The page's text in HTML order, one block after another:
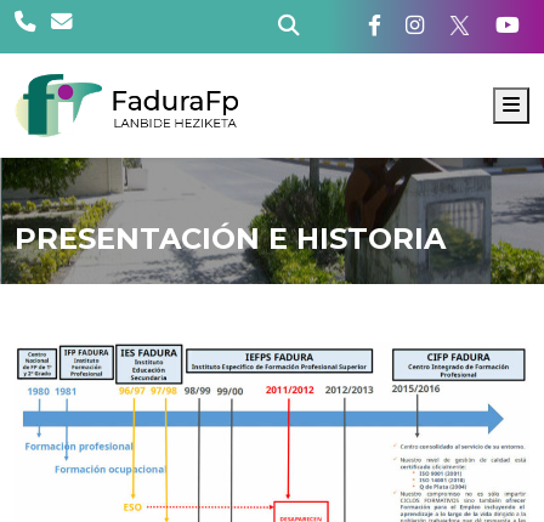
PRESENTACIÓN E HISTORIA